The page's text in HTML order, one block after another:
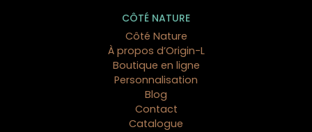
CÔTÉ NATURE
Côté Nature
À propos d’Origin-L
Boutique en ligne
Personnalisation
Blog
Contact
Catalogue